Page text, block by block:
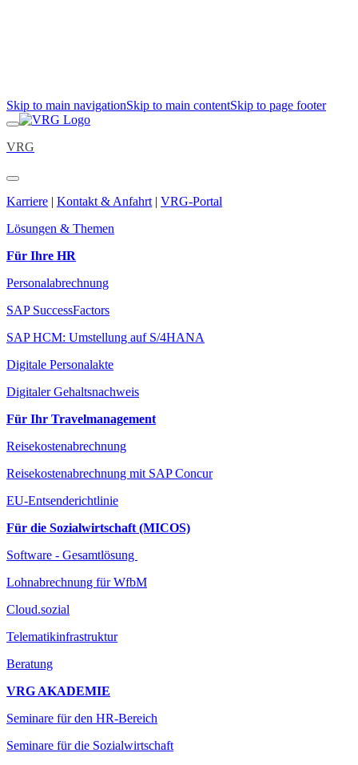
Skip to main navigationSkip to main contentSkip to page footer
VRG
Karriere | Kontakt & Anfahrt | VRG-Portal
Lösungen & Themen
Für Ihre HR
Personalabrechnung
SAP SuccessFactors
SAP HCM: Umstellung auf S/4HANA
Digitale Personalakte
Digitaler Gehaltsnachweis
Für Ihr Travelmanagement
Reisekostenabrechnung
Reisekostenabrechnung mit SAP Concur
EU-Entsenderichtlinie
Für die Sozialwirtschaft (MICOS)
Software - Gesamtlösung
Lohnabrechnung für WfbM
Cloud.sozial
Telematikinfrastruktur
Beratung
VRG AKADEMIE
Seminare für den HR-Bereich
Seminare für die Sozialwirtschaft